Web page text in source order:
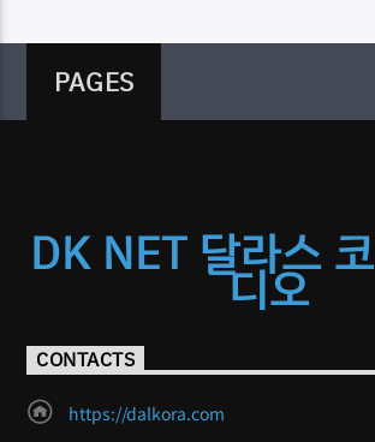
PAGES
DK NET 달라스
디오
CONTACTS
https://dalkora.com